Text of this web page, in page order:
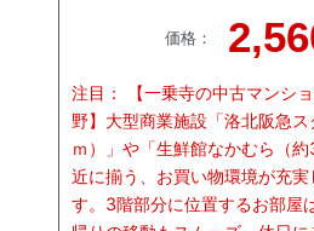
価格：
注目：
【一乗寺の中古マンシ
野】大型商業施設「洛北阪急
ｍ）」や「生鮮館なかむら（
近に揃う、お買い物環境が充
す。3階部分に位置するお部屋